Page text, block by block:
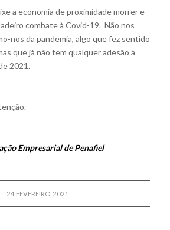
a economia de proximidade morrer e
combate à Covid-19. Não nos
nos da pandemia, algo que fez sentido
que já não tem qualquer adesão à
2021.
Empresarial de Penafiel
24 FEVEREIRO, 2021